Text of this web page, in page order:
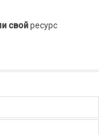
свойресурс